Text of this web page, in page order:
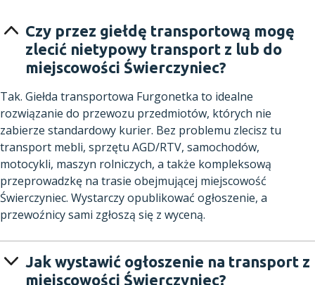
Czy przez giełdę transportową mogę
zlecić nietypowy transport z lub do
miejscowości Świerczyniec?
Tak. Giełda transportowa Furgonetka to idealne
rozwiązanie do przewozu przedmiotów, których nie
zabierze standardowy kurier. Bez problemu zlecisz tu
transport mebli, sprzętu AGD/RTV, samochodów,
motocykli, maszyn rolniczych, a także kompleksową
przeprowadzkę na trasie obejmującej miejscowość
Świerczyniec. Wystarczy opublikować ogłoszenie, a
przewoźnicy sami zgłoszą się z wyceną.
Jak wystawić ogłoszenie na transport z
miejscowości Świerczyniec?